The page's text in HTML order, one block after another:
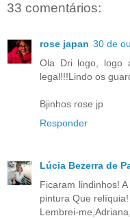
33 comentários:
rose japan 30 de
Ola Dri logo, logo
legal!!!Lindo os
Bjinhos rose jp
Responder
Lúcia Bezerra de
Ficaram lindinhos!
pintura Que relíquia!
Lembrei-